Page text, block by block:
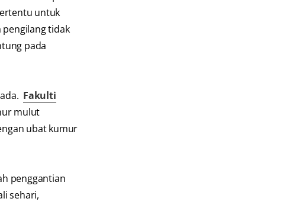
untuk
tidak
pada
Fakulti
mulut
ubat kumur
penggantian
sehari,